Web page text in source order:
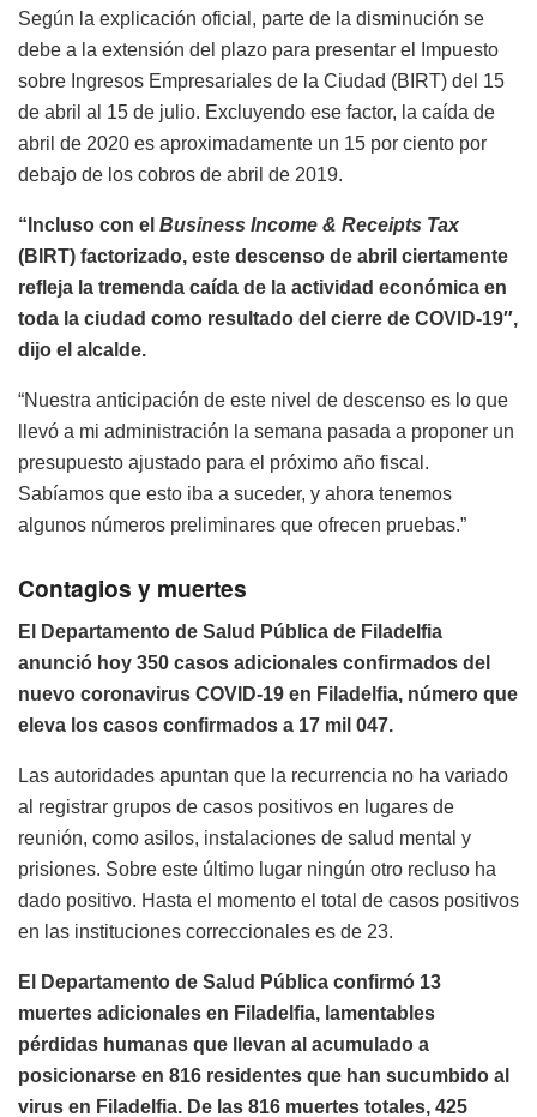
Según la explicación oficial, parte de la disminución se
debe a la extensión del plazo para presentar el Impuesto
sobre Ingresos Empresariales de la Ciudad (BIRT) del 15
de abril al 15 de julio. Excluyendo ese factor, la caída de
abril de 2020 es aproximadamente un 15 por ciento por
debajo de los cobros de abril de 2019.
“Incluso con el Business Income & Receipts Tax
(BIRT) factorizado, este descenso de abril ciertamente
refleja la tremenda caída de la actividad económica en
toda la ciudad como resultado del cierre de COVID-19″,
dijo el alcalde.
“Nuestra anticipación de este nivel de descenso es lo que
llevó a mi administración la semana pasada a proponer un
presupuesto ajustado para el próximo año fiscal.
Sabíamos que esto iba a suceder, y ahora tenemos
algunos números preliminares que ofrecen pruebas.”
Contagios y muertes
El Departamento de Salud Pública de Filadelfia
anunció hoy 350 casos adicionales confirmados del
nuevo coronavirus COVID-19 en Filadelfia, número que
eleva los casos confirmados a 17 mil 047.
Las autoridades apuntan que la recurrencia no ha variado
al registrar grupos de casos positivos en lugares de
reunión, como asilos, instalaciones de salud mental y
prisiones. Sobre este último lugar ningún otro recluso ha
dado positivo. Hasta el momento el total de casos positivos
en las instituciones correccionales es de 23.
El Departamento de Salud Pública confirmó 13
muertes adicionales en Filadelfia, lamentables
pérdidas humanas que llevan al acumulado a
posicionarse en 816 residentes que han sucumbido al
virus en Filadelfia. De las 816 muertes totales, 425